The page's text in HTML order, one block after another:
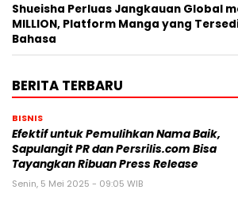
Shueisha Perluas Jangkauan Global
MILLION, Platform Manga yang
Bahasa
BERITA TERBARU
BISNIS
Efektif untuk Pemulihkan Nama Baik,
Sapulangit PR dan Persrilis.com Bisa
Tayangkan Ribuan Press Release
Senin, 5 Mei 2025 - 09:05 WIB